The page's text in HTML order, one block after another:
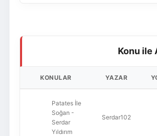
Konu ile
KONULAR YAZAR
Patates İle
Soğan -
Serdar
Yıldırım
Serdar102